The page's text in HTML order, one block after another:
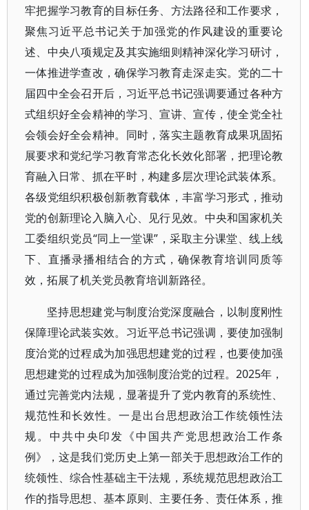
牢把握学习教育的目标任务、方法路径和工作要求，
聚焦习近平总书记关于加强党的作风建设的重要论
述、中央八项规定及其实施细则精神深化学习研讨，
一体推进学查改，确保学习教育走深走实。党的二十
届四中全会召开后，习近平总书记强调要通过各种方
式组织好全会精神的学习、宣讲、宣传，使全党全社
会领会好全会精神。同时，落实主题教育成果巩固拓
展要求和党纪学习教育常态化长效化部署，把理论教
育融入日常、抓在平时，构建多层次理论武装体系。
各级党组织积极创新教育载体，丰富学习形式，推动
党的创新理论入脑入心、见行见效。中央和国家机关
工委组织党员“同上一堂课”，采取主分课堂、线上线
下、直播录播相结合的方式，确保教育培训同质等
效，拓展了机关党员教育培训新路径。
坚持思想建党与制度治党深度融合，以制度刚性
保障理论武装实效。习近平总书记强调，要使加强制
度治党的过程成为加强思想建党的过程，也要使加强
思想建党的过程成为加强制度治党的过程。2025年，
通过完善党内法规，显著提升了党内教育的系统性、
规范性和长效性。一是出台思想政治工作统领性法
规。中共中央印发《中国共产党思想政治工作条
例》，这是我们党历史上第一部关于思想政治工作的
统领性、综合性基础主干法规，系统规范思想政治工
作的指导思想、基本原则、主要任务、责任体系，推